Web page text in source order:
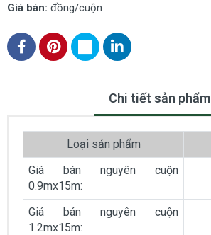
Giá bán: đồng/cuộn
Chi tiết sản phẩm
Loại sản phẩm
Giá bán nguyên cuộn
0.9mx15m:
Giá bán nguyên cuộn
1.2mx15m: